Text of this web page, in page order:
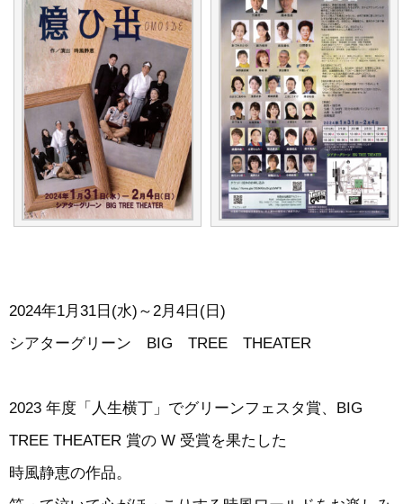
2024年1月31日(水)～2月4日(日)
シアターグリーン BIG TREE THEATER
2023 年度「人生横丁」でグリーンフェスタ賞、BIG
TREE THEATER 賞の W 受賞を果たした
時風静恵の作品。